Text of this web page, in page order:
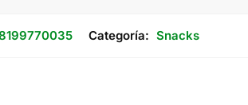
Categoría: Snacks